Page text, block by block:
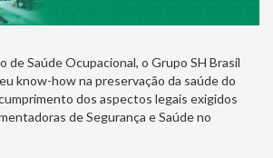
de Saúde Ocupacional, o Grupo SH Brasil
know-how na preservação da saúde do
dos aspectos legais exigidos
de Segurança e Saúde no